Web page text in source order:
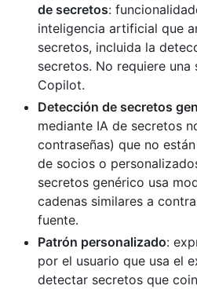
de secretos:
inteligencia artificial que
secretos, incluida la
secretos. No requiere
Copilot.
Detección de secretos
mediante IA de secretos
contraseñas) que no
de socios o
secretos genérico usa
cadenas similares a
fuente.
Patrón personalizado:
por el usuario que usa el
detectar secretos que